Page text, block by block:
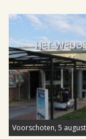
Voorschoten, 5